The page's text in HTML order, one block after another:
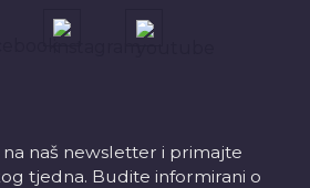
naš newsletter i primajte
tjedna. Budite informirani o